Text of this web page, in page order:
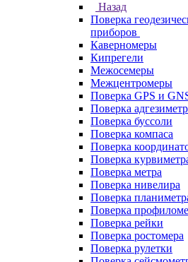
Назад
Поверка
приборов
Каверномеры
Кипрегели
Межосемеры
Межцентромеры
Поверка GPS и
Поверка
Поверка буссоли
Поверка компаса
Поверка
Поверка
Поверка метра
Поверка нивелира
Поверка
Поверка
Поверка рейки
Поверка ростомера
Поверка рулетки